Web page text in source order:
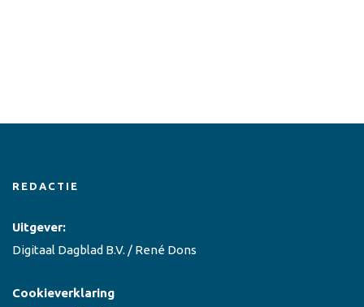
REDACTIE
Uitgever:
Digitaal Dagblad B.V. / René Dons
Cookieverklaring